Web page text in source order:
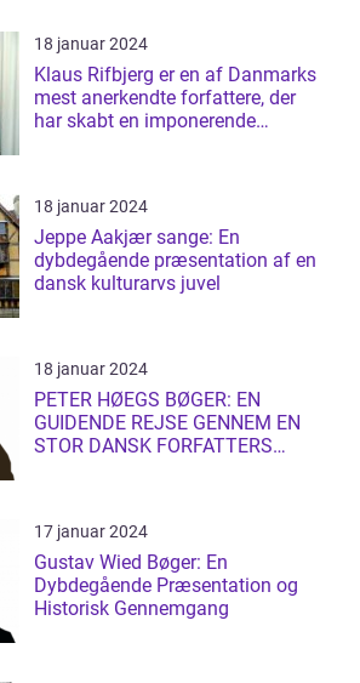
18 januar 2024
Klaus Rifbjerg er en af Danmarks
mest anerkendte forfattere, der
har skabt en imponerende
18 januar 2024
Jeppe Aakjær sange: En
dybdegående præsentation af en
dansk kulturarvs juvel
18 januar 2024
PETER HØEGS BØGER: EN
GUIDENDE REJSE GENNEM EN
STOR DANSK FORFATTERS
17 januar 2024
Gustav Wied Bøger: En
Dybdegående Præsentation og
Historisk Gennemgang